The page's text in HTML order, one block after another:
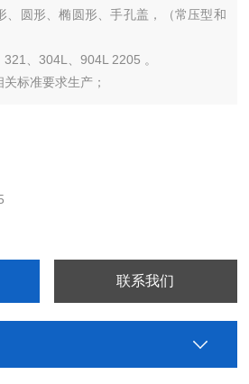
、圆形、椭圆形、手孔盖，（常压型和
、304L、904L 2205 。
标准要求生产；
光。
联系我们